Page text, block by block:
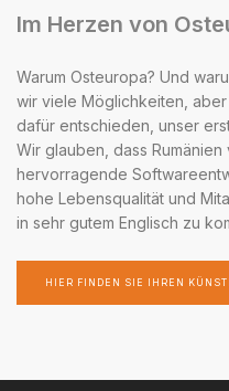
Im Herzen von
Warum Osteuropa? Und
wir viele Möglichkeiten,
dafür entschieden, unser
Wir glauben, dass
hervorragende
hohe Lebensqualität und
in sehr gutem Englisch zu
HIER FINDEN SIE IHREN